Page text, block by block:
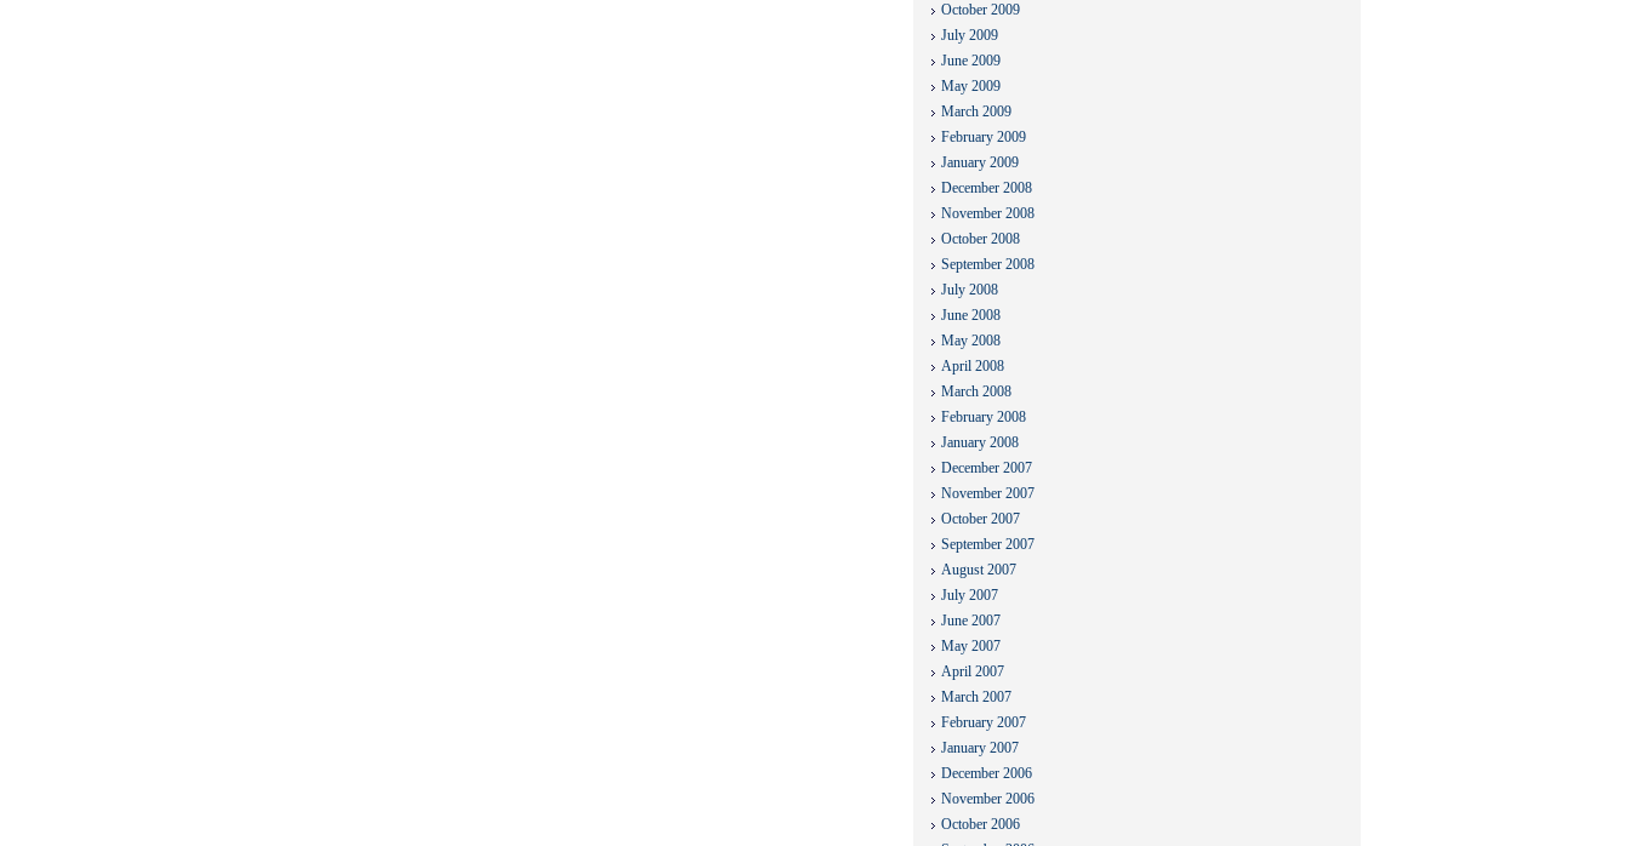
October 2009
July 2009
June 2009
May 2009
March 2009
February 2009
January 2009
December 2008
November 2008
October 2008
September 2008
July 2008
June 2008
May 2008
April 2008
March 2008
February 2008
January 2008
December 2007
November 2007
October 2007
September 2007
August 2007
July 2007
June 2007
May 2007
April 2007
March 2007
February 2007
January 2007
December 2006
November 2006
October 2006